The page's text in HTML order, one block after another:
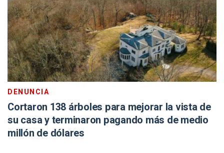
DENUNCIA
Cortaron 138 árboles para mejorar la vista de
su casa y terminaron pagando más de medio
millón de dólares